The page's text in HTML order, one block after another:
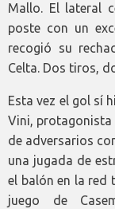
Mallo. El lateral
poste con un
recogió su
Celta. Dos tiros,
Esta vez el gol sí
Vini, protagonista
de adversarios
una jugada de
el balón en la red
juego de